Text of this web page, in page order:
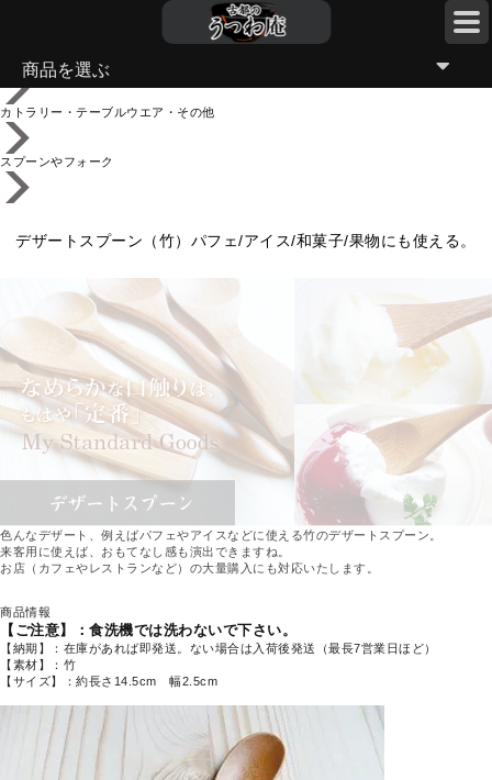
商品を選ぶ
TOP
カトラリー・テーブルウエア・その他
スプーンやフォーク
デザートスプーン（竹）パフェ/アイス/和菓子/果物にも使える。
色んなデザート、例えばパフェやアイスなどに使える竹のデザートスプーン。
来客用に使えば、おもてなし感も演出できますね。
お店（カフェやレストランなど）の大量購入にも対応いたします。
商品情報
【ご注意】：食洗機では洗わないで下さい。
【納期】：在庫があれば即発送。ない場合は入荷後発送（最長7営業日ほど）
【素材】：竹
【サイズ】：約長さ14.5cm 幅2.5cm